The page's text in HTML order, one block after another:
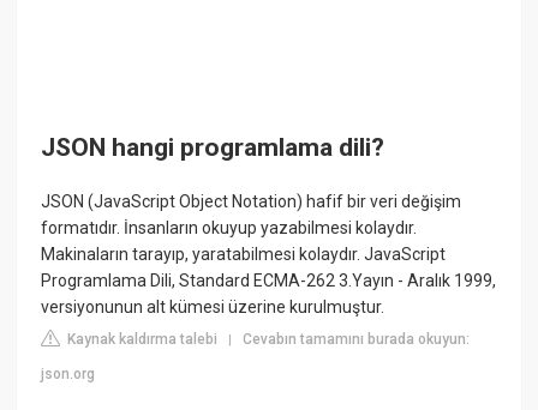
JSON hangi programlama dili?
JSON (JavaScript Object Notation) hafif bir veri değişim
formatıdır. İnsanların okuyup yazabilmesi kolaydır.
Makinaların tarayıp, yaratabilmesi kolaydır. JavaScript
Programlama Dili, Standard ECMA-262 3.Yayın - Aralık 1999,
versiyonunun alt kümesi üzerine kurulmuştur.
Kaynak kaldırma talebi |Cevabın tamamını burada okuyun:
json.org